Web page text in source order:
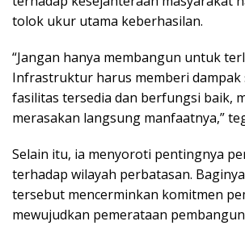
tolok ukur utama keberhasilan.
“Jangan hanya membangun untuk
Infrastruktur harus memberi dampak
fasilitas tersedia dan berfungsi baik,
merasakan langsung manfaatnya,”
Selain itu, ia menyoroti pentingnya
terhadap wilayah perbatasan.
tersebut mencerminkan komitmen
mewujudkan pemerataan